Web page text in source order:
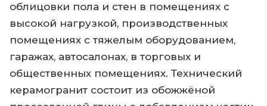
облицовки пола и стен в помещениях с
высокой нагрузкой, производственных
помещениях с тяжелым оборудованием,
гаражах, автосалонах, в торговых и
общественных помещениях. Технический
керамогранит состоит из обожжёной